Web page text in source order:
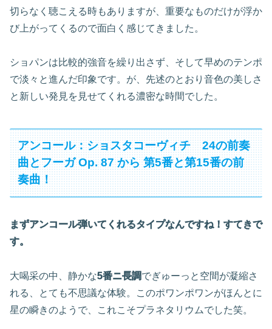
切らなく聴こえる時もありますが、重要なものだけが浮か
び上がってくるので面白く感じてきました。
ショパンは比較的強音を繰り出さず、そして早めのテンポ
で淡々と進んだ印象です。が、先述のとおり音色の美しさ
と新しい発見を見せてくれる濃密な時間でした。
アンコール：ショスタコーヴィチ 24の前奏
曲とフーガ Op. 87 から 第5番と第15番の前
奏曲！
まずアンコール弾いてくれるタイプなんですね！すてきで
す。
大喝采の中、静かな5番ニ長調でぎゅーっと空間が凝縮さ
れる、とても不思議な体験。このポワンポワンがほんとに
星の瞬きのようで、これこそプラネタリウムでした笑。